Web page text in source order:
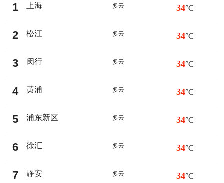
1 上海 多云 34°C
2 松江 多云 34°C
3 闵行 多云 34°C
4 黄浦 多云 34°C
5 浦东新区 多云 34°C
6 徐汇 多云 34°C
7 静安 多云 34°C